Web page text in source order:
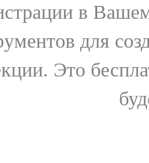
в
для
Это